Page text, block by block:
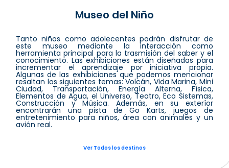
Museo del Niño
Tanto niños como adolecentes podrán disfrutar de
este museo mediante la interacción como
herramienta principal para la trasmisión del saber y el
conocimiento. Las exhibiciones están diseñadas para
incrementar el aprendizaje por iniciativa propia.
Algunas de las exhibiciones que podemos mencionar
resaltan los siguientes temas: Volcán, Vida Marina, Mini
Ciudad, Transportación, Energía Alterna, Física,
Elementos de Agua, el Universo, Teatro, Eco Sistemas,
Construcción y Música. Además, en su exteríor
encontrarán una pista de Go Karts, juegos de
entretenimiento para niños, área con animales y un
avión real.
Ver Todos los destinos